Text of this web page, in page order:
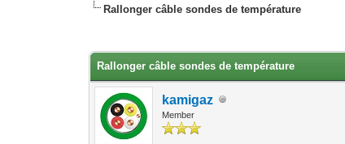
Rallonger câble sondes de température
Rallonger câble sondes de température
kamigaz
Member